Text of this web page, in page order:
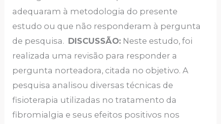
adequaram à metodologia do presente
estudo ou que não responderam à pergunta
de pesquisa. DISCUSSÃO: Neste estudo, foi
realizada uma revisão para responder a
pergunta norteadora, citada no objetivo. A
pesquisa analisou diversas técnicas de
fisioterapia utilizadas no tratamento da
fibromialgia e seus efeitos positivos nos